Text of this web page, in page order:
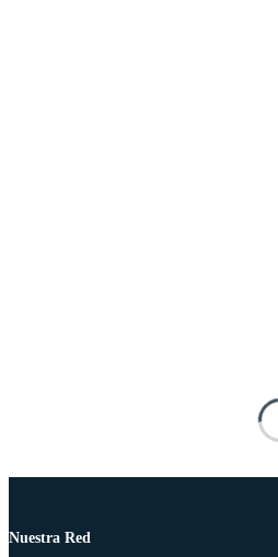
Nuestra Red